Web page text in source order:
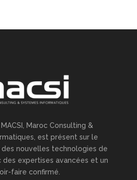
Maroc Consulting &
est présent sur le
des nouvelles technologies de
des expertises avancées et un
faire confirmé.